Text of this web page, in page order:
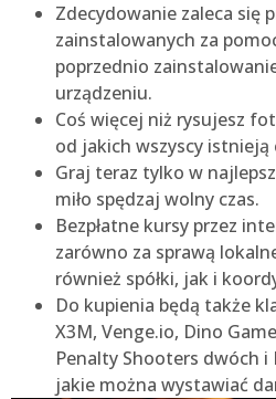
Zdecydowanie zaleca się
zainstalowanych za
poprzednio
urządzeniu.
Coś więcej niż rysujesz
od jakich wszyscy istnieją
Graj teraz tylko w
miło spędzaj wolny czas.
Bezpłatne kursy przez
zarówno za sprawą
również spółki, jak i
Do kupienia będą także
X3M, Venge.io, Dino
Penalty Shooters dwóch i
jakie można wystawiać